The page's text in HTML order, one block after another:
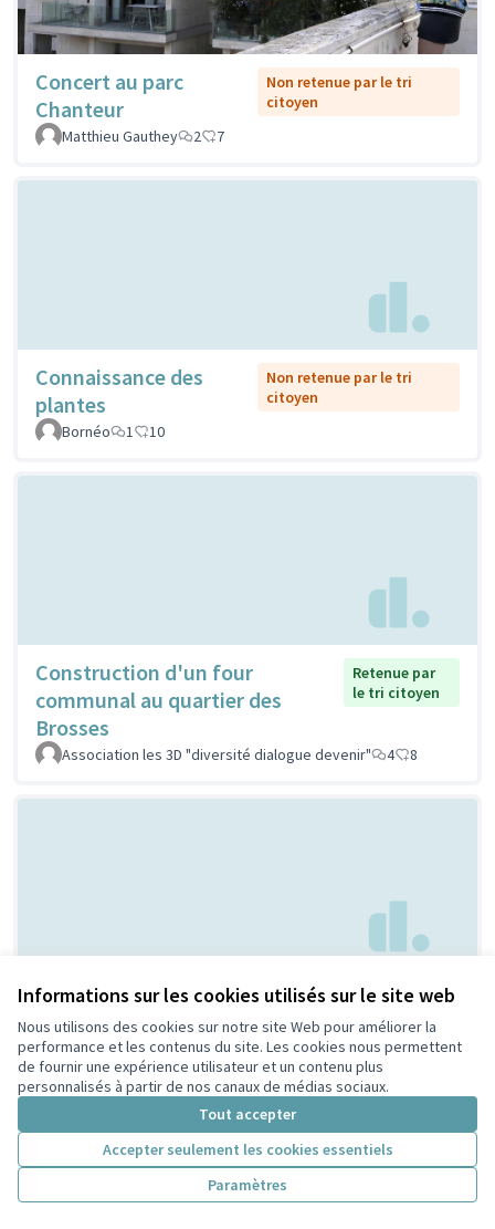
Informations sur les cookies utilisés sur le site web
Nous utilisons des cookies sur notre site Web pour améliorer la
performance et les contenus du site. Les cookies nous permettent
de fournir une expérience utilisateur et un contenu plus
personnalisés à partir de nos canaux de médias sociaux.
Tout accepter
Accepter seulement les cookies essentiels
Paramètres
Concert au parc
Chanteur
Non retenue par le tri
citoyen
Matthieu Gauthey
2 7
Connaissance des
plantes
Non retenue par le tri
citoyen
Bornéo
1 10
Construction d'un four
communal au quartier des
Brosses
Retenue par
le tri citoyen
Association les 3D "diversité dialogue devenir" 4 8
Creation d'espaces
jeunesse
Non retenue par le tri
Bouaziz
1 4